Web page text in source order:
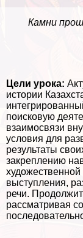
Камни
Цели урока:
истории
поисковую
взаимосвязи
условия для
результаты
закреплению
художественной
выступления,
речи.
рассматривая